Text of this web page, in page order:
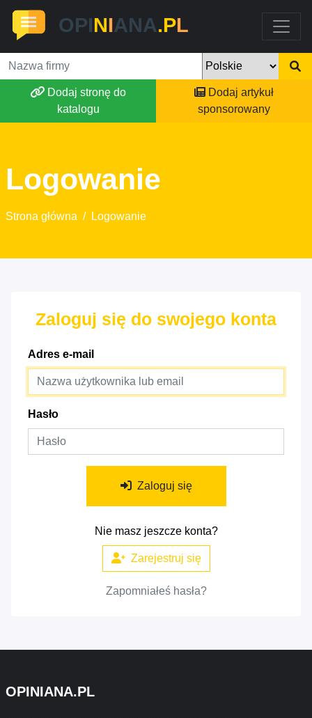
OPINIANA.PL
Dodaj stronę do
katalogu
Dodaj artykuł
sponsorowany
Logowanie
Strona główna / Logowanie
Zaloguj się do swojego konta
Adres e-mail
Hasło
Zaloguj się
Nie masz jeszcze konta?
Zarejestruj się
Zapomniałeś hasła?
OPINIANA.PL